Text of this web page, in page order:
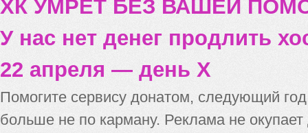
ХК УМРЁТ БЕЗ ВАШЕЙ
У нас нет денег продлить
22 апреля — день X
Помогите сервису донатом, следующий
больше не по карману. Реклама не